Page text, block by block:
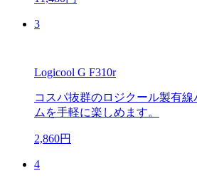
3
Logicool G F310r
コスパ抜群のロジクール製有
ムを手軽に楽しめます。
2,860円
4